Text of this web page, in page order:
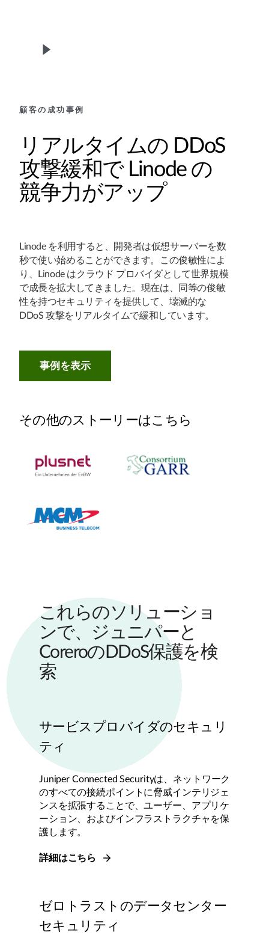
顧客の成功事例
リアルタイムの DDoS
攻撃緩和で Linode の
競争力がアップ
Linode を利用すると、開発者は仮想サーバーを数
秒で使い始めることができます。この俊敏性によ
り、Linode はクラウド プロバイダとして世界規模
で成長を拡大してきました。現在は、同等の俊敏
性を持つセキュリティを提供して、壊滅的な
DDoS 攻撃をリアルタイムで緩和しています。
事例を表示
その他のストーリーはこちら
これらのソリューショ
ンで、ジュニパーと
CoreroのDDoS保護を検
索
サービスプロバイダのセキュリ
ティ
Juniper Connected Securityは、ネットワーク
のすべての接続ポイントに脅威インテリジェ
ンスを拡張することで、ユーザー、アプリケ
ーション、およびインフラストラクチャを保
護します。
詳細はこちら
ゼロトラストのデータセンター
セキュリティ